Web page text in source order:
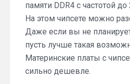
памяти DDR4 с частотой
На этом чипсете можно
Даже если вы не
пусть лучше такая
Материнские платы с
сильно дешевле.